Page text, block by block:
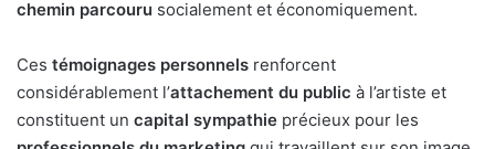
chemin parcouru socialement et économiquement.
Ces témoignages personnels renforcent
considérablement l’attachement du public à l’artiste et
constituent un capital sympathie précieux pour les